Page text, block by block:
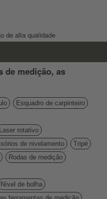
de alta qualidade
de medição, as
Esquadro de carpinteiro
Laser rotativo
de nivelamento
Tripé
Rodas de medição
Nível de bolha